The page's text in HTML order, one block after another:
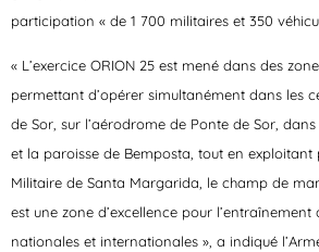
participation « de 1 700 militaires et 350
« L’exercice ORION 25 est mené dans des
permettant d’opérer simultanément dans les
de Sor, sur l’aérodrome de Ponte de Sor,
et la paroisse de Bemposta, tout en exploitant
Militaire de Santa Margarida, le champ de
est une zone d’excellence pour
nationales et internationales », a indiqué